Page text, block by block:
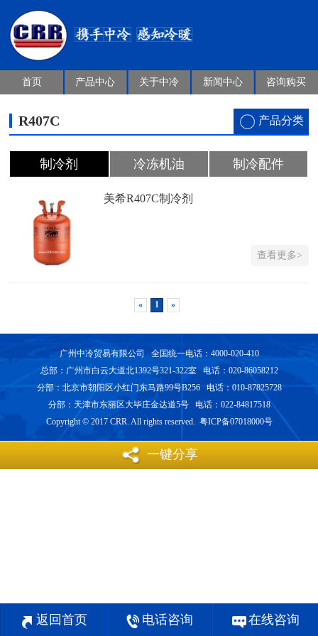
首页 产品中心 关于中冷 新闻中心 咨询购买
R407C 产品分类
制冷剂 冷冻机油 制冷配件
美希R407C制冷剂
查看更多>
« 1 »
广州中冷贸易有限公司 全国统一电话：4000-020-410
总部：广州市白云大道北1392号321-322室 电话：020-86058212
分部：北京市朝阳区小红门东马路99号B256 电话：010-87825728
分部：天津市东丽区大毕庄金达道5号 电话：022-84817518
Copyright © 2017 CRR. All rights reserved. 粤ICP备07018000号
一键分享
返回首页 电话咨询 在线咨询